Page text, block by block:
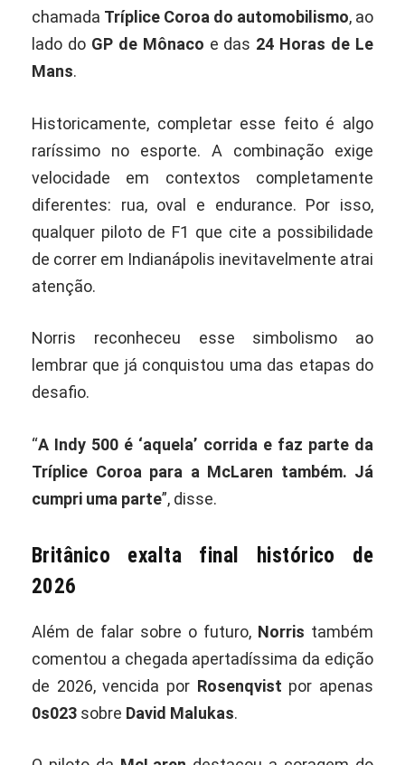
chamada Tríplice Coroa do automobilismo, ao
lado do GP de Mônaco e das 24 Horas de Le
Mans.
Historicamente, completar esse feito é algo
raríssimo no esporte. A combinação exige
velocidade em contextos completamente
diferentes: rua, oval e endurance. Por isso,
qualquer piloto de F1 que cite a possibilidade
de correr em Indianápolis inevitavelmente atrai
atenção.
Norris reconheceu esse simbolismo ao
lembrar que já conquistou uma das etapas do
desafio.
“A Indy 500 é ‘aquela’ corrida e faz parte da
Tríplice Coroa para a McLaren também. Já
cumpri uma parte”, disse.
Britânico exalta final histórico de
2026
Além de falar sobre o futuro, Norris também
comentou a chegada apertadíssima da edição
de 2026, vencida por Rosenqvist por apenas
0s023 sobre David Malukas.